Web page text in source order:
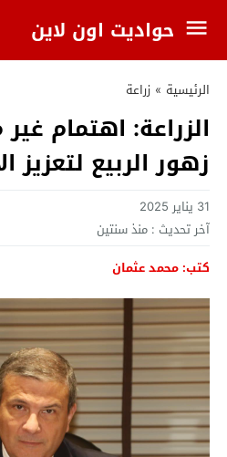
حواديت اون لاين
الرئيسية » زراعة
الزراعة: اهتمام
زهور الربيع لتعزيز
31 يناير 2025
آخر تحديث : منذ سنتين
كتب: محمد عثمان